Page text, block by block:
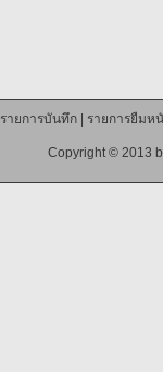
รายการบันทึก| รายการยืมห
Copyright © 2013